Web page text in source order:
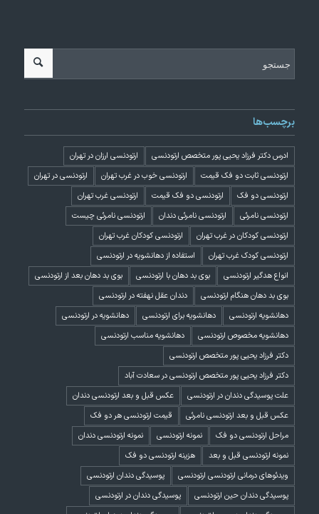
برچسب‌ها
ادرس دکتر فرزاد یحیی پور متخصص ارتودنسی
ارتودنسی ارزان در تهران
ارتودنسی ثابت دو فک قیمت
ارتودنسی خوب در غرب تهران
ارتودنسی در تهران
ارتودنسی دو فک
ارتودنسی دو فک قیمت
ارتودنسی غرب تهران
ارتودنسی نامرئی
ارتودنسی نامرئی دندان
ارتودنسی نامرئی چیست
ارتودنسی کودکان در غرب تهران
ارتودنسی کودکان غرب تهران
ارتودنسی کودک غرب تهران
استفاده از دهانشویه در ارتودنسی
انواع هدگیر ارتودنسی
بوی بد دهان با ارتودنسی
بوی بد دهان بعد از ارتودنسی
بوی بد دهان هنگام ارتودنسی
دندان عقل نهفته در ارتودنسی
دهانشویه ارتودنسی
دهانشویه برای ارتودنسی
دهانشویه در ارتودنسی
دهانشویه مخصوص ارتودنسی
دهانشویه مناسب ارتودنسی
دکتر فرزاد یحیی پور متخصص ارتودنسی
دکتر فرزاد یحیی پور متخصص ارتودنسی در سعادت آباد
علت پوسیدگی دندان در ارتودنسی
عکس قبل و بعد ارتودنسی دندان
عکس قبل و بعد ارتودنسی نامرئی
قیمت ارتودنسی هر دو فک
مراحل ارتودنسی دو فک
نمونه ارتودنسی
نمونه ارتودنسی دندان
نمونه ارتودنسی قبل و بعد
هزینه ارتودنسی دو فک
ویدئوهای درمانی ارتودنسی ارتودنسی
پوسیدگی دندان ارتودنسی
پوسیدگی دندان حین ارتودنسی
پوسیدگی دندان در ارتودنسی